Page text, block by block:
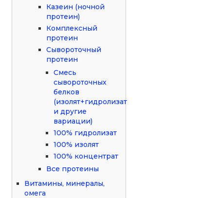
Казеин (ночной
протеин)
Комплексный
протеин
Сывороточный
протеин
Смесь
сывороточных
белков
(изолят+гидролизат
и другие
вариации)
100% гидролизат
100% изолят
100% концентрат
Все протеины
Витамины, минералы,
омега